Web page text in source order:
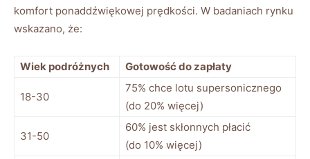
⁤komfort ponaddźwiękowej prędkości. W badaniach ⁤rynku
wskazano, że:
Wiek ⁣podróżnych Gotowość do zapłaty
18-30
75% ⁣chce lotu supersonicznego
(do 20% więcej)
31-50
60% jest​ skłonnych płacić
(do 10% więcej)